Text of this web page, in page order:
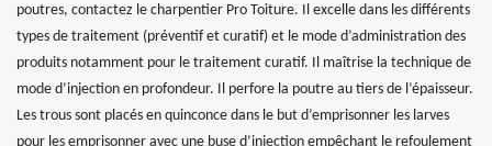
poutres, contactez le charpentier Pro Toiture. Il excelle dans les différents
types de traitement (préventif et curatif) et le mode d’administration des
produits notamment pour le traitement curatif. Il maîtrise la technique de
mode d’injection en profondeur. Il perfore la poutre au tiers de l’épaisseur.
Les trous sont placés en quinconce dans le but d’emprisonner les larves
pour les emprisonner avec une buse d’injection empêchant le refoulement